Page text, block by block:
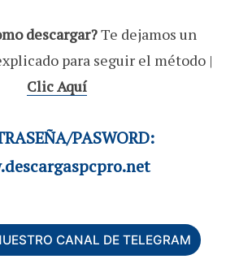
descargar?Te dejamos un
para seguir el método |
Clic Aquí
PASWORD:
CANAL DE TELEGRAM